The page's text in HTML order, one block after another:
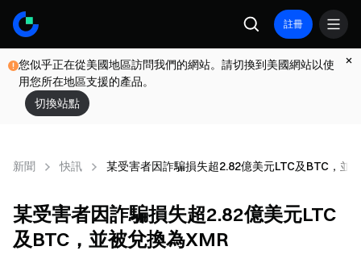
註冊
您似乎正在從美國地區訪問我們的網站。請切換到美國網站以使
用您所在地區支援的產品。
切換站點
新聞 快訊 某受害者因詐騙損失超2.82億美元LTC及BTC，並
某受害者因詐騙損失超2.82億美元LTC
及BTC，並被兌換為XMR